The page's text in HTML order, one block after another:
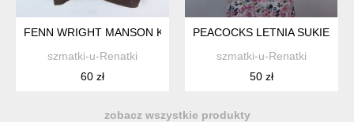
FENN WRIGHT MANSON KRÓTKI SWETEREK Z ANGORĄ
szmatki-u-Renatki
60 zł
PEACOCKS LETNIA
szmatki-u-Renatki
50 zł
zobacz wszystkie produkty